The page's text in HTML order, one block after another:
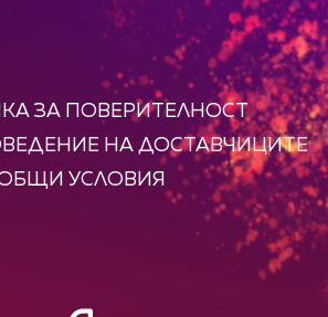
ЗА ПОВЕРИТЕЛНОСТ
НА ДОСТАВЧИЦИТЕ
УСЛОВИЯ